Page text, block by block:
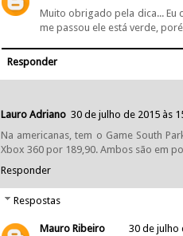
Muito obrigado pela dica... Eu
me passou ele está verde,
Responder
Lauro Adriano 30 de julho de 2015 às
Na americanas, tem o Game South
Xbox 360 por 189,90. Ambos são em
Responder
Respostas
Mauro Ribeiro
30 de julho